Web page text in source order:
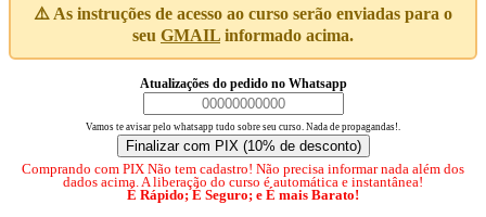
⚠️ As instruções de acesso ao curso serão enviadas para o
seu GMAIL informado acima.
Atualizações do pedido no Whatsapp
Vamos te avisar pelo whatsapp tudo sobre seu curso. Nada de propagandas!.
Finalizar com PIX (10% de desconto)
Comprando com PIX Não tem cadastro! Não precisa informar nada além dos
dados acima. A liberação do curso é automática e instantânea!
É Rápido; É Seguro; e É mais Barato!